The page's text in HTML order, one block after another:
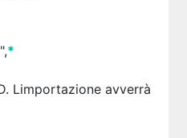
",*
Limportazione avverrà